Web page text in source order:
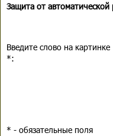
Защита от автоматической
Введите слово на картинке
*:
* - обязательные поля